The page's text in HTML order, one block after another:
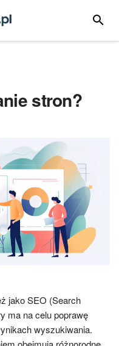
stron?
jako SEO (Search
ma na celu poprawę
wyszukiwania.